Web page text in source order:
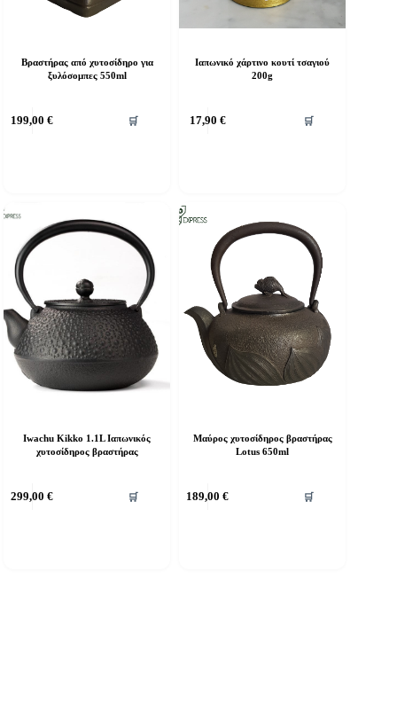
Βραστήρας από χυτοσίδηρο για
ξυλόσομπες 550ml
199,00€ 🛒
Ιαπωνικό χάρτινο κουτί τσαγιού
200g
17,90 € 🛒
Iwachu Kikko 1.1L Ιαπωνικός
χυτοσίδηρος βραστήρας
299,00€ 🛒
Μαύρος χυτοσίδηρος βραστήρας
Lotus 650ml
189,00€ 🛒